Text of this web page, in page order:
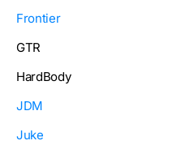
Frontier
GTR
HardBody
JDM
Juke